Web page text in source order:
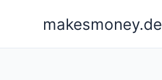
makesmoney.de